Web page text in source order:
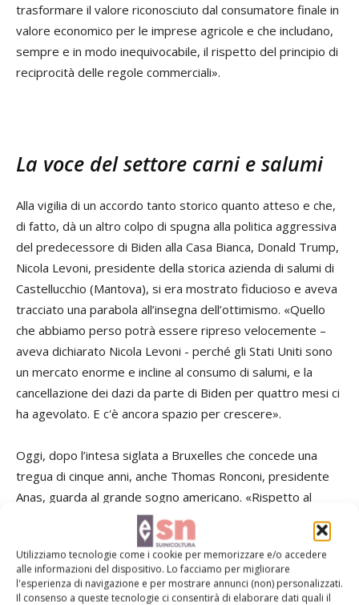
Utilizziamo tecnologie come i cookie per memorizzare e/o accedere
alle informazioni del dispositivo. Lo facciamo per migliorare
l'esperienza di navigazione e per mostrare annunci (non) personalizzati.
Il consenso a queste tecnologie ci consentirà di elaborare dati quali il
trasformare il valore riconosciuto dal consumatore finale in
valore economico per le imprese agricole e che includano,
sempre e in modo inequivocabile, il rispetto del principio di
reciprocità delle regole commerciali».
La voce del settore carni e salumi
Alla vigilia di un accordo tanto storico quanto atteso e che,
di fatto, dà un altro colpo di spugna alla politica aggressiva
del predecessore di Biden alla Casa Bianca, Donald Trump,
Nicola Levoni, presidente della storica azienda di salumi di
Castellucchio (Mantova), si era mostrato fiducioso e aveva
tracciato una parabola all’insegna dell’ottimismo. «Quello
che abbiamo perso potrà essere ripreso velocemente –
aveva dichiarato Nicola Levoni - perché gli Stati Uniti sono
un mercato enorme e incline al consumo di salumi, e la
cancellazione dei dazi da parte di Biden per quattro mesi ci
ha agevolato. E c'è ancora spazio per crescere».
Oggi, dopo l’intesa siglata a Bruxelles che concede una
tregua di cinque anni, anche Thomas Ronconi, presidente
Anas, guarda al grande sogno americano. «Rispetto al
lattiero caseario e al vino siamo stati il comparto meno
colpito dai dazi aggiuntivi, ma qualche impatto negativo lo
abbiamo avuto anche noi. Con questa nuova fase ritengo
che sia i macelli che i prosciuttifici troveranno spazi
interessanti di crescita, visto che alcuni avevano rapporti